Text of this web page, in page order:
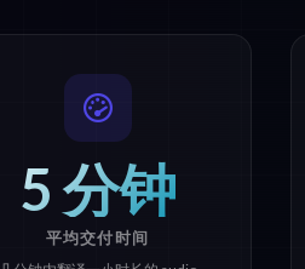
5 分钟
平均交付时间